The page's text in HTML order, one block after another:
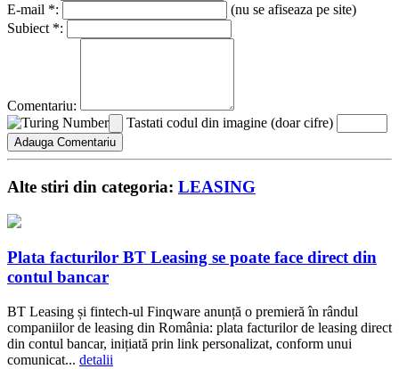
E-mail *:
(nu se afiseaza pe site)
Subiect *:
Comentariu:
Tastati codul din imagine (doar cifre)
Alte stiri din categoria: LEASING
Plata facturilor BT Leasing se poate face direct din
contul bancar
BT Leasing și fintech-ul Finqware anunță o premieră în rândul
companiilor de leasing din România: plata facturilor de leasing direct
din contul bancar, inițiată prin link personalizat, conform unui
comunicat... detalii